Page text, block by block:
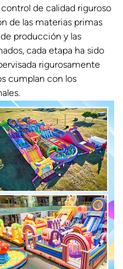
de calidad riguroso
de las materias primas
producción y las
cada etapa ha sido
rigurosamente
cumplan con los